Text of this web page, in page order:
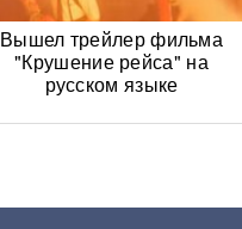
Вышел трейлер фильма
"Крушение рейса" на
русском языке